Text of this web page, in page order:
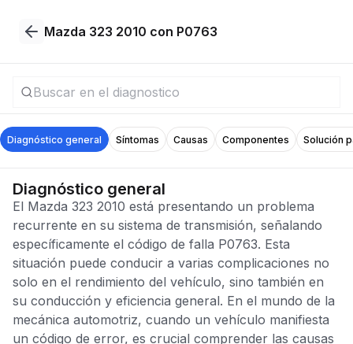
Mazda 323 2010 con P0763
Diagnóstico general Síntomas Causas Componentes Solución
Diagnóstico general
El Mazda 323 2010 está presentando un problema
recurrente en su sistema de transmisión, señalando
específicamente el código de falla P0763. Esta
situación puede conducir a varias complicaciones no
solo en el rendimiento del vehículo, sino también en
su conducción y eficiencia general. En el mundo de la
mecánica automotriz, cuando un vehículo manifiesta
un código de error, es crucial comprender las causas